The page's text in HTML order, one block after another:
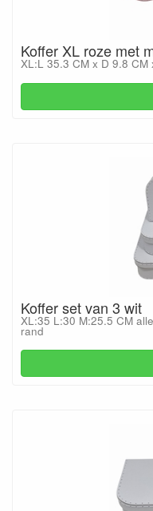
Koffer XL roze met
XL:L 35.3 CM x D 9.8 CM
Koffer set van 3 wit
XL:35 L:30 M:25.5 CM
rand